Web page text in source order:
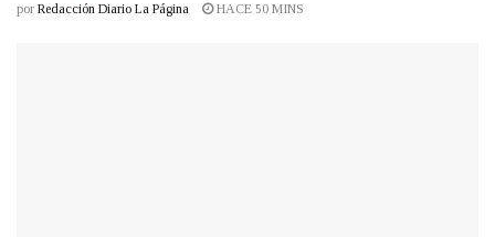
por Redacción Diario La Página HACE 50 MINS